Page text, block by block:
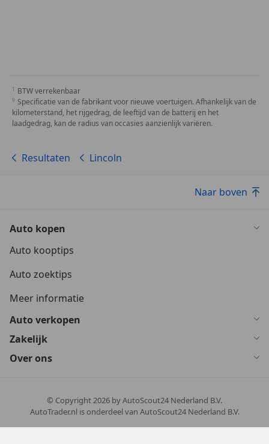
BTW verrekenbaar
Specificatie van de fabrikant voor nieuwe voertuigen. Afhankelijk van de
kilometerstand, het rijgedrag, de leeftijd van de batterij en het
laadgedrag, kan de radius van occasies aanzienlijk variëren.
Resultaten Lincoln
Naar boven
Auto kopen
Auto kooptips
Auto zoektips
Meer informatie
Auto verkopen
Zakelijk
Over ons
© Copyright2026 by AutoScout24 Nederland B.V.
AutoTrader.nl is onderdeel van AutoScout24 Nederland B.V.